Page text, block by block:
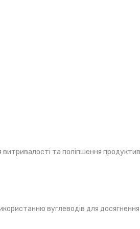
та поліпшення
вуглеводів для досягнення